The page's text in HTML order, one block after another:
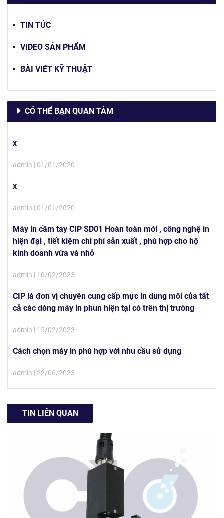
TIN TỨC
VIDEO SẢN PHẨM
BÀI VIẾT KỸ THUẬT
CÓ THỂ BẠN QUAN TÂM
x
admin | 01/01/2020
x
admin | 01/01/2020
Máy in cầm tay CIP SD01 Hoàn toàn mới , công nghệ in
hiện đại , tiết kiệm chi phí sản xuất , phù hợp cho hộ
kinh doanh vừa và nhỏ
admin | 10/02/2023
CIP là đơn vị chuyên cung cấp mực in dung môi của tất
cả các dòng máy in phun hiện tại có trên thị trường
admin | 15/02/2023
Cách chọn máy in phù hợp với nhu cầu sử dụng
admin | 22/06/2023
TIN LIÊN QUAN